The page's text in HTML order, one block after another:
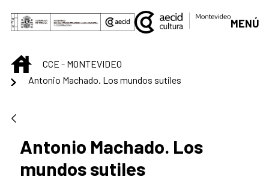
Skip to Main Content
MENÚ
INICIOCCE - MONTEVIDEO
Antonio Machado. Los mundos sutiles
Antonio Machado. Los
mundos sutiles